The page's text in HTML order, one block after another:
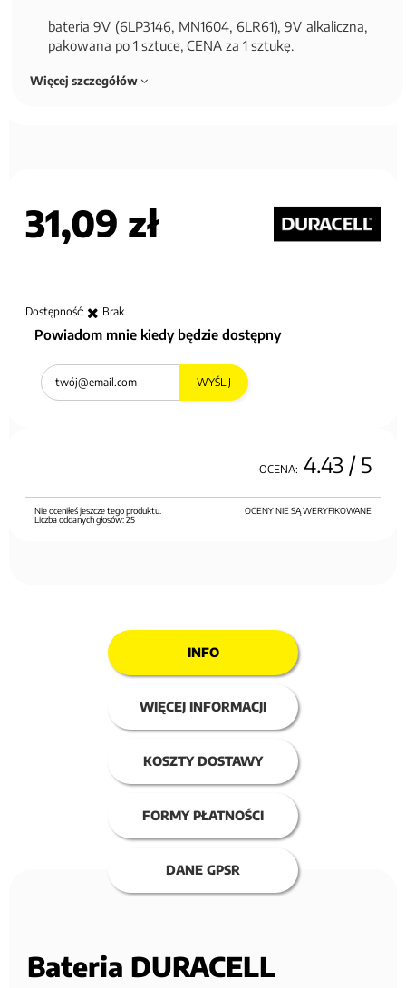
bateria 9V (6LP3146, MN1604, 6LR61), 9V alkaliczna,
pakowana po 1 sztuce, CENA za 1 sztukę.
Więcej szczegółów
31,09 zł
Dostępność: Brak
Powiadom mnie kiedy będzie dostępny
WYŚLIJ
OCENA: 4.43 / 5
OCENY NIE SĄ WERYFIKOWANE
Nie oceniłeś jeszcze tego produktu.
Liczba oddanych głosów:25
INFO
WIĘCEJ INFORMACJI
KOSZTY DOSTAWY
FORMY PŁATNOŚCI
DANE GPSR
Bateria DURACELL